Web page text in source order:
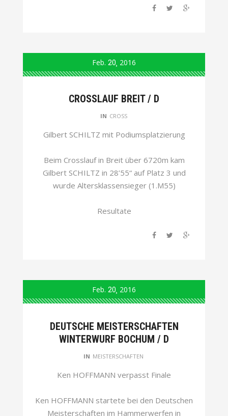
Feb. 20 2016
CROSSLAUF BREIT / D
IN CROSS
Gilbert SCHILTZ mit Podiumsplatzierung
Beim Crosslauf in Breit über 6720m kam
Gilbert SCHILTZ in 28’55“ auf Platz 3 und
wurde Altersklassensieger (1.M55)
Resultate
Feb. 20 2016
DEUTSCHE MEISTERSCHAFTEN
WINTERWURF BOCHUM / D
IN MEISTERSCHAFTEN
Ken HOFFMANN verpasst Finale
Ken HOFFMANN startete bei den Deutschen
Meisterschaften im Hammerwerfen in